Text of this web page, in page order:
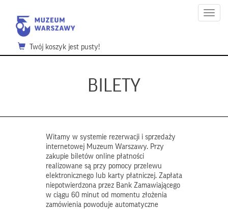
Menu
Twój koszyk jest pusty!
BILETY
Witamy w systemie rezerwacji i sprzedaży
internetowej Muzeum Warszawy. Przy
zakupie biletów online płatności
realizowane są przy pomocy przelewu
elektronicznego lub karty płatniczej. Zapłata
niepotwierdzona przez Bank Zamawiającego
w ciągu 60 minut od momentu złożenia
zamówienia powoduje automatyczne